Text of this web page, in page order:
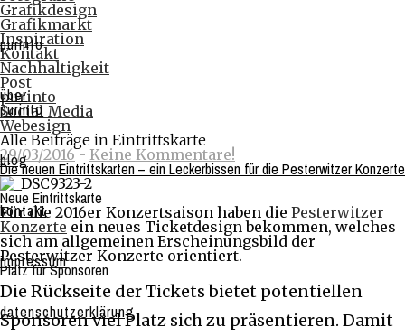
purinto
über
purinto
blog
kontakt
impressum
datenschutzerklärung
Grafikdesign
Grafikmarkt
Inspiration
Kontakt
Nachhaltigkeit
Post
purinto
Social Media
Webesign
Alle Beiträge in Eintrittskarte
29/03/2016- Keine Kommentare!
Die neuen Eintrittskarten – ein Leckerbissen für die Pesterwitzer Konzerte
Neue Eintrittskarte
Für die 2016er Konzertsaison haben die Pesterwitzer
Konzerte ein neues Ticketdesign bekommen, welches
sich am allgemeinen Erscheinungsbild der
Pesterwitzer Konzerte orientiert.
Platz für Sponsoren
Die Rückseite der Tickets bietet potentiellen
Sponsoren viel Platz sich zu präsentieren. Damit